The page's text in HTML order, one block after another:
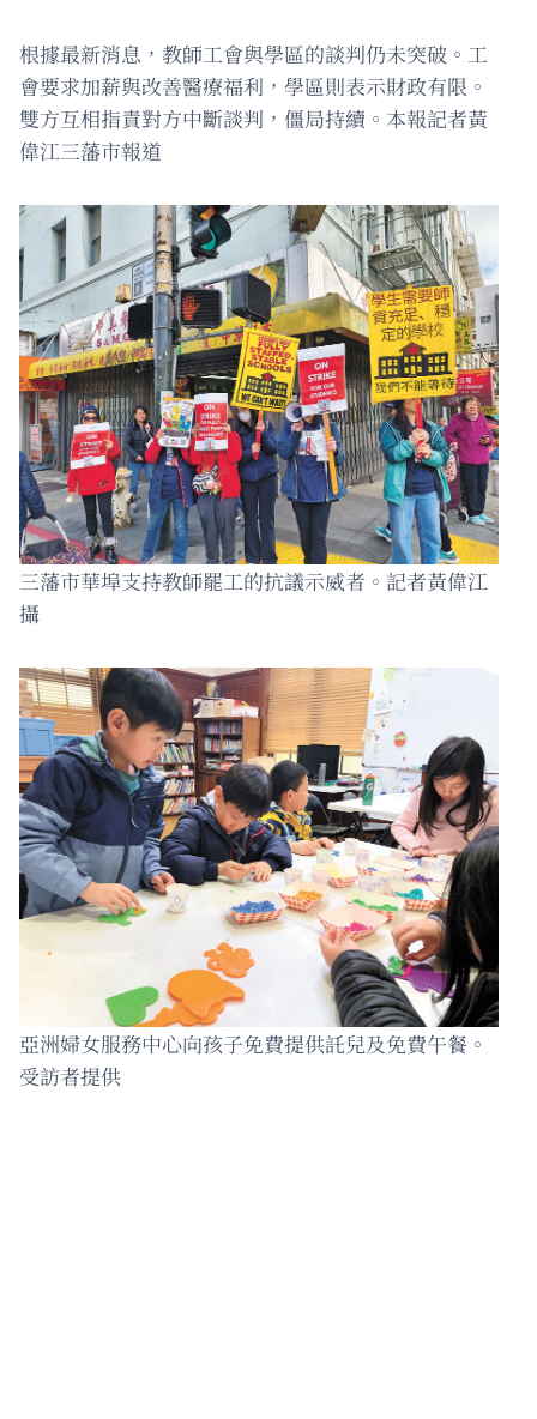
根據最新消息，教師工會與學區的談判仍未突破。工
會要求加薪與改善醫療福利，學區則表示財政有限。
雙方互相指責對方中斷談判，僵局持續。本報記者黃
偉江三藩市報道
三藩市華埠支持教師罷工的抗議示威者。記者黃偉江
攝
亞洲婦女服務中心向孩子免費提供託兒及免費午餐。
受訪者提供